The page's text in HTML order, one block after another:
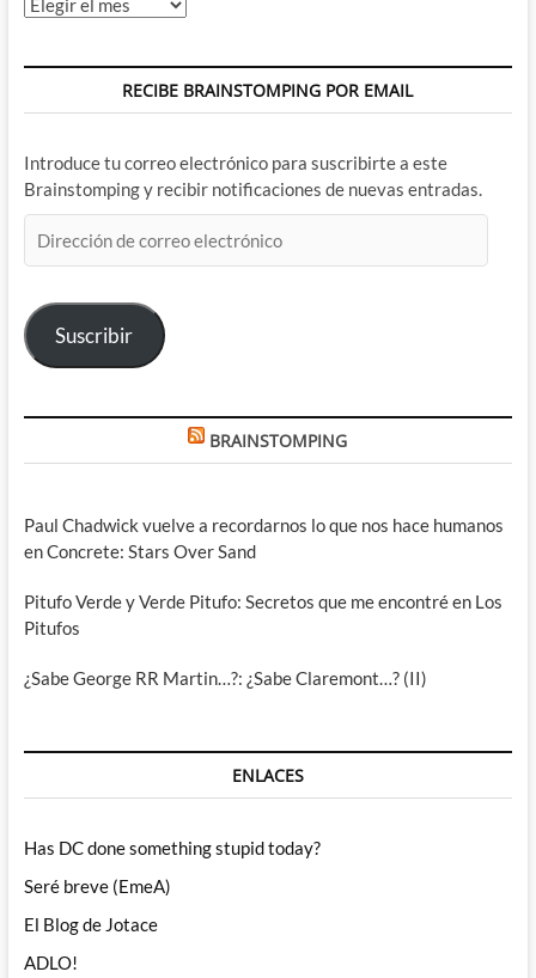
RECIBE BRAINSTOMPING POR EMAIL
Introduce tu correo electrónico para suscribirte a este
Brainstomping y recibir notificaciones de nuevas entradas.
de
electrónico
Suscribir
BRAINSTOMPING
Paul Chadwick vuelve a recordarnos lo que nos hace humanos
en Concrete: Stars Over Sand
Pitufo Verde y Verde Pitufo: Secretos que me encontré en Los
Pitufos
¿Sabe George RR Martin…?: ¿Sabe Claremont…? (II)
ENLACES
Has DC done something stupid today?
Seré breve (EmeA)
El Blog de Jotace
ADLO!